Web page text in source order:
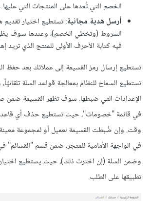
الخصم التي تُعدها على المنتجات التي
أرسل هدية مجانية: تستطيع اختيار
الشروط (وتخطي الخصم)، وعندها سوف
فيه كتابة الأحرف الأولى للمنتج الذي تريد
تستطيع إرسال رمز القسيمة إلى عملائك بعد حفظ
تستطيع السماح للنظام بمعالجة قواعد السلة
الإعدادات التي ضبطها. سوف تظهر القسيمة ضمن
في قائمة "خصومات"، حيث تستطيع حذف أي
وقت. وإن ضُبطت القسيمة لعميل أو لمجموعة
في الواجهة الأمامية للمتجر، ضمن قسم
وضمن السلة (إن اخترت ذلك)، حيث يستطيع
تطبيقها على الطلب.